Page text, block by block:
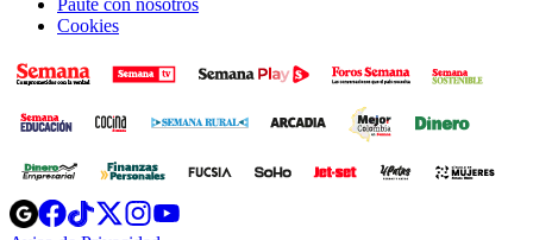
Cookies
Opens
in
Opens
in
Opens
in
Opens